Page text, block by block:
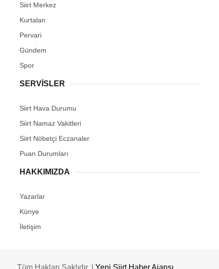
Siirt Merkez
Kurtalan
Pervari
Gündem
Spor
SERVİSLER
Siirt Hava Durumu
Siirt Namaz Vakitleri
Siirt Nöbetçi Eczanaler
Puan Durumları
HAKKIMIZDA
Yazarlar
Künye
İletişim